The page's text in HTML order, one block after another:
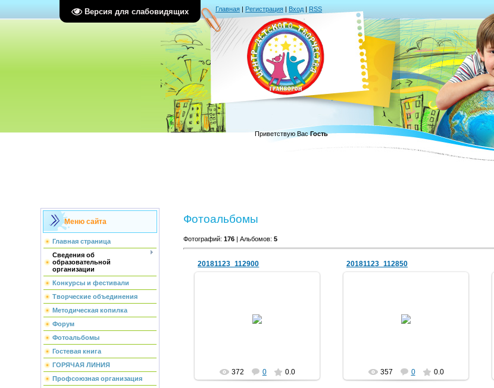
Версия для слабовидящих Главная | Регистрация | Вход | RSS
Приветствую Вас Гость
Меню сайта
Главная страница
Сведения об
образовательной
организации
Конкурсы и фестивали
Творческие объединения
Методическая копилка
Форум
Фотоальбомы
Гостевая книга
ГОРЯЧАЯ ЛИНИЯ
Профсоюзная организация
Фотоальбомы
Фотографий: 176| Альбомов: 5
20181123_112900
372 0 0.0
20181123_112850
357 0 0.0